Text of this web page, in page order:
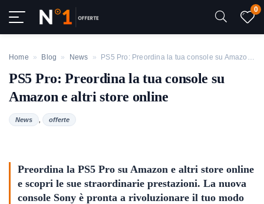
0
Home » Blog » News » PS5 Pro: Preordina la tua console su Amazon e altri store online
PS5 Pro: Preordina la tua console su
Amazon e altri store online
News , offerte
Preordina la PS5 Pro su Amazon e altri store online
e scopri le sue straordinarie prestazioni. La nuova
console Sony è pronta a rivoluzionare il tuo modo